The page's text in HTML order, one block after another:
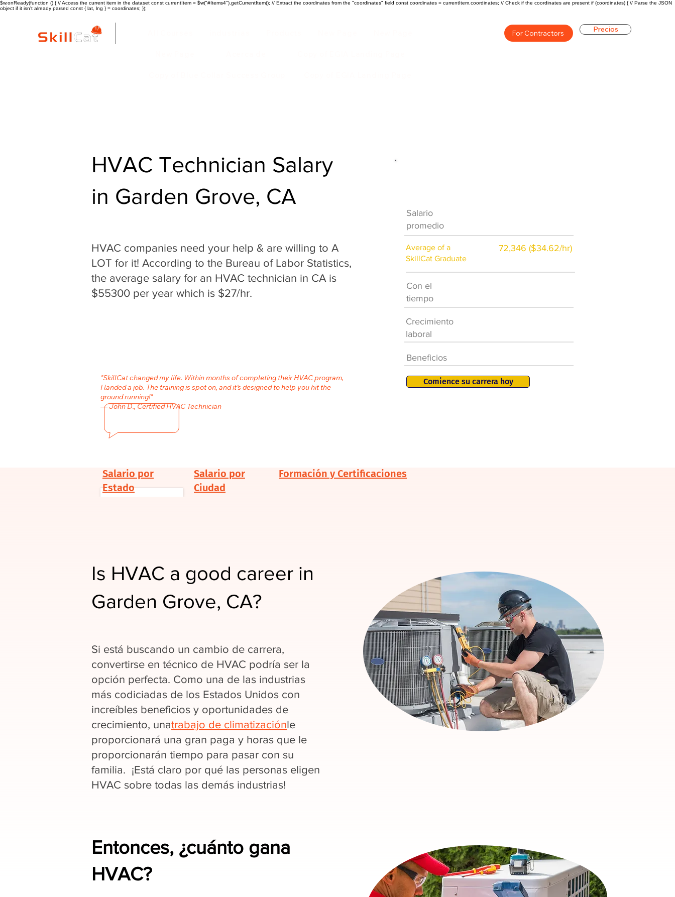
$w.onReady(function () { // Access the current item in the dataset const currentItem = $w("#Items4").getCurrentItem(); // Extract the coordinates from the "coordinates" field const coordinates = currentItem.coordinates; // Check if the coordinates are present if (coordinates) { // Parse the JSON
object if it isn't already parsed const { lat, lng } = coordinates; });
For Contractors Precios
HVAC Technician Salary
in Garden Grove, CA
HVAC companies need your help & are willing to A
LOT for it! According to the Bureau of Labor Statistics,
the average salary for an HVAC technician in CA is
$55300 per year which is $27/hr.
"SkillCat changed my life. Within months of completing their HVAC program,
I landed a job. The training is spot on, and it’s designed to help you hit the
ground running!"
— John D., Certified HVAC Technician
Salario
promedio
Average of a
SkillCat Graduate
72,346 ($34.62/hr)
Con el
tiempo
Crecimiento
laboral
Beneficios
Comience su carrera hoy
Is HVAC a good career in
Garden Grove, CA?
Si está buscando un cambio de carrera,
convertirse en técnico de HVAC podría ser la
opción perfecta. Como una de las industrias
más codiciadas de los Estados Unidos con
increíbles beneficios y oportunidades de
crecimiento, unatrabajo de climatizaciónle
proporcionará una gran paga y horas que le
proporcionarán tiempo para pasar con su
familia. ¡Está claro por qué las personas eligen
HVAC sobre todas las demás industrias!
Entonces, ¿cuánto gana
HVAC?
Salario por
Estado
Salario por
Ciudad
Formación y Certificaciones